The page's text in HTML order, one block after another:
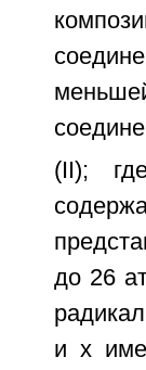
(II);
до 26
и x